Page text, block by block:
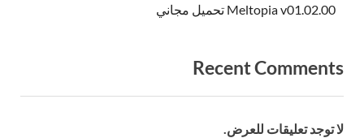
Meltopia v01.02.00 تحميل مجاني
Recent Comments
لا توجد تعليقات للعرض.